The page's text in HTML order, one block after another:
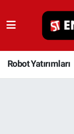
Robot Yatırımları
Robot
Bakım 4.0